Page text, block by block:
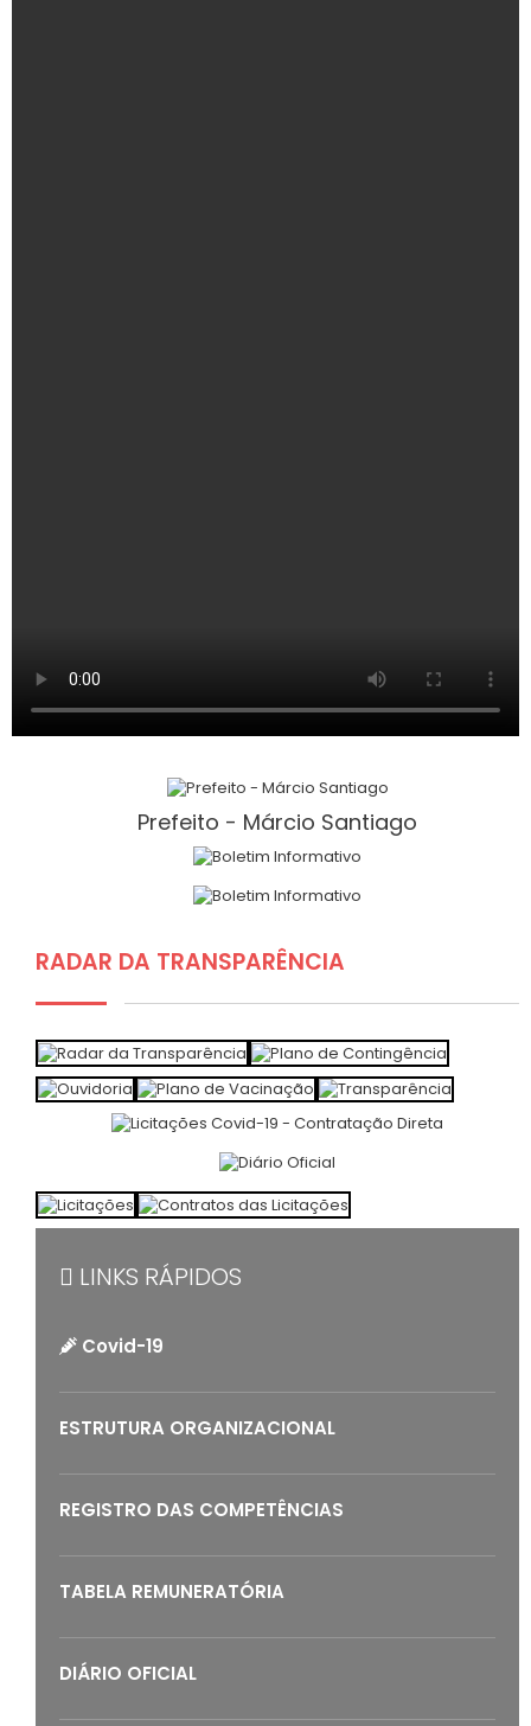
Prefeito - Márcio Santiago
RADAR DA TRANSPARÊNCIA
LINKS RÁPIDOS
Covid-19
ESTRUTURA ORGANIZACIONAL
REGISTRO DAS COMPETÊNCIAS
TABELA REMUNERATÓRIA
DIÁRIO OFICIAL